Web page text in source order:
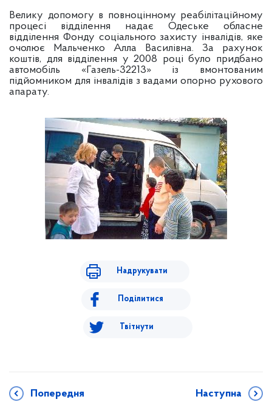
Велику допомогу в повноцінному реабілітаційному
процесі відділення надає Одеське обласне
відділення Фонду соціального захисту інвалідів, яке
очолює Мальченко Алла Василівна. За рахунок
коштів, для відділення у 2008 році було придбано
автомобіль «Газель-32213» із вмонтованим
підйомником для інвалідів з вадами опорно рухового
апарату.
Надрукувати
Поділитися
Твітнути
Попередня Наступна